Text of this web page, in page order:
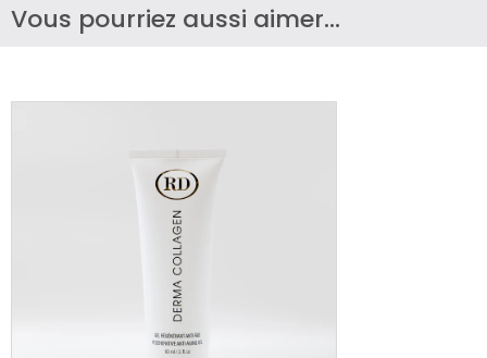
Vous pourriez aussi aimer...